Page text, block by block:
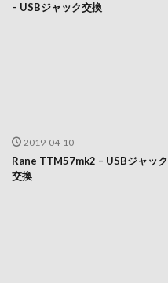
– USBジャック交換
2019-04-10
Rane TTM57mk2 – USBジャック
交換